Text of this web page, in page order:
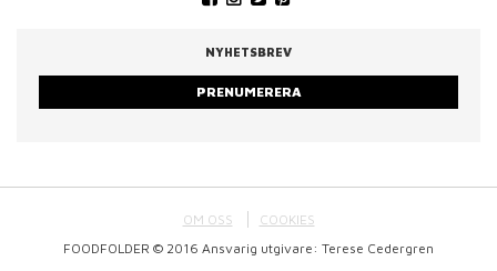
NYHETSBREV
PRENUMERERA
OM OSS
COOKIES
FOODFOLDER © 2016 Ansvarig utgivare: Terese Cedergren